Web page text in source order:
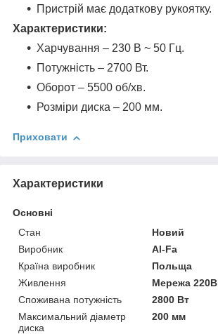
Пристрій має додаткову рукоятку.
Характеристики:
Харчування – 230 В ~ 50 Гц.
Потужність – 2700 Вт.
Оборот – 5500 об/хв.
Розміри диска – 200 мм.
Приховати
Характеристики
Основні
Стан
Новий
Виробник
Al-Fa
Країна виробник
Польща
Живлення
Мережа 220В
Споживана потужність
2800 Вт
Максимальний діаметр
диска
200 мм